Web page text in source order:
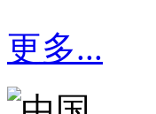
更多...